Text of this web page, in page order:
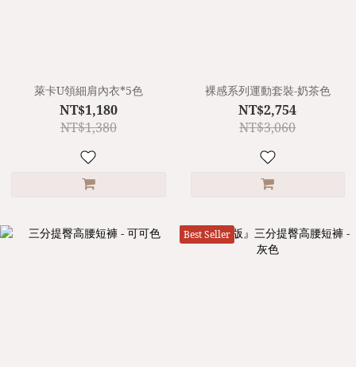
萊卡U領細肩內衣*5色
NT$1,180
NT$1,380
裸感系列運動套裝-奶茶色
NT$2,754
NT$3,060
Best Seller